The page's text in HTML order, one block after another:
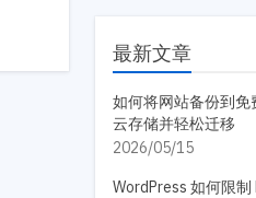
最新文章
如何将网站备份到免
云存储并轻松迁移
2026/05/15
WordPress 如何限制